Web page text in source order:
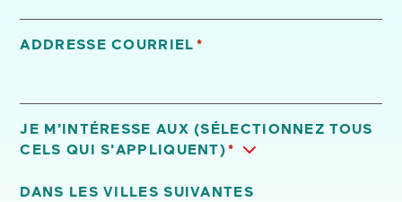
ADDRESSE COURRIEL *
JE M'INTÉRESSE AUX (SÉLECTIONNEZ TOUS
CELS QUI S'APPLIQUENT)*
DANS LES VILLES SUIVANTES